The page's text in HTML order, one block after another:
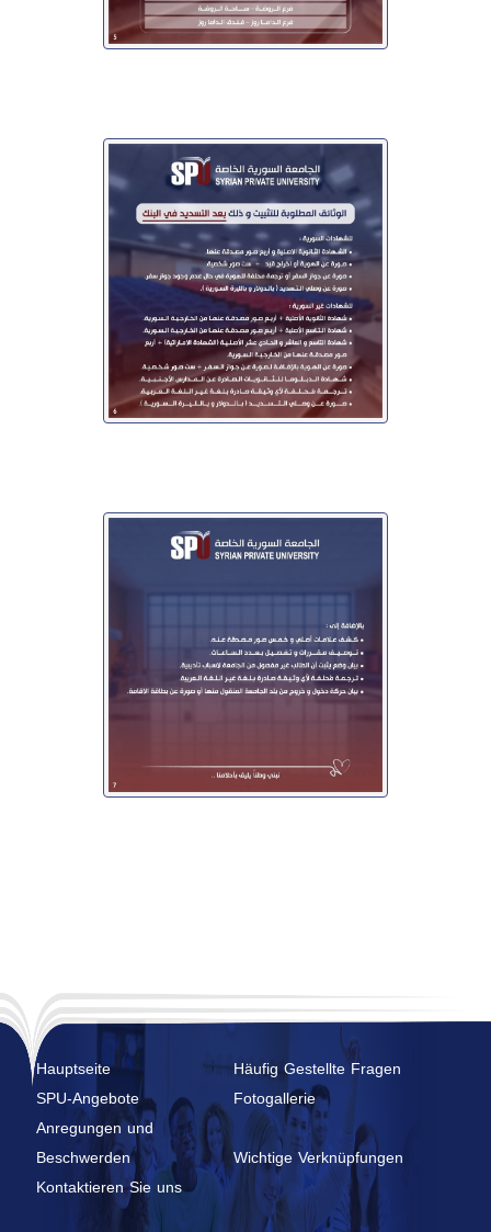
Hauptseite
Häufig Gestellte Fragen
SPU-Angebote
Fotogallerie
Anregungen und
Beschwerden
Wichtige Verknüpfungen
Kontaktieren Sie uns